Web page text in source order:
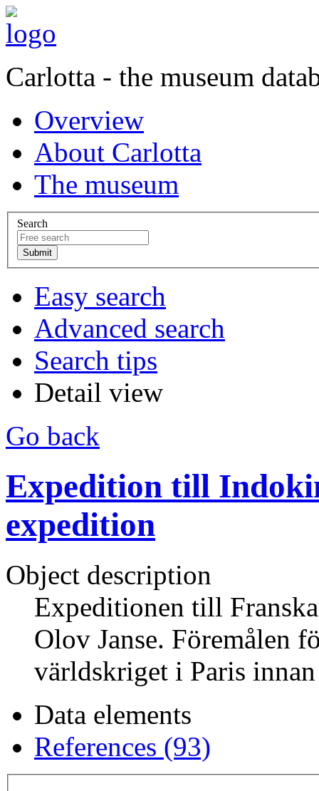
Carlotta - the museum
Overview
About Carlotta
The museum
Search
Easy search
Advanced search
Search tips
Detail view
Go back
Expedition till
expedition
Object description
Expeditionen till
Olov Janse. Föremålen
världskriget i Paris
Data elements
References (93)